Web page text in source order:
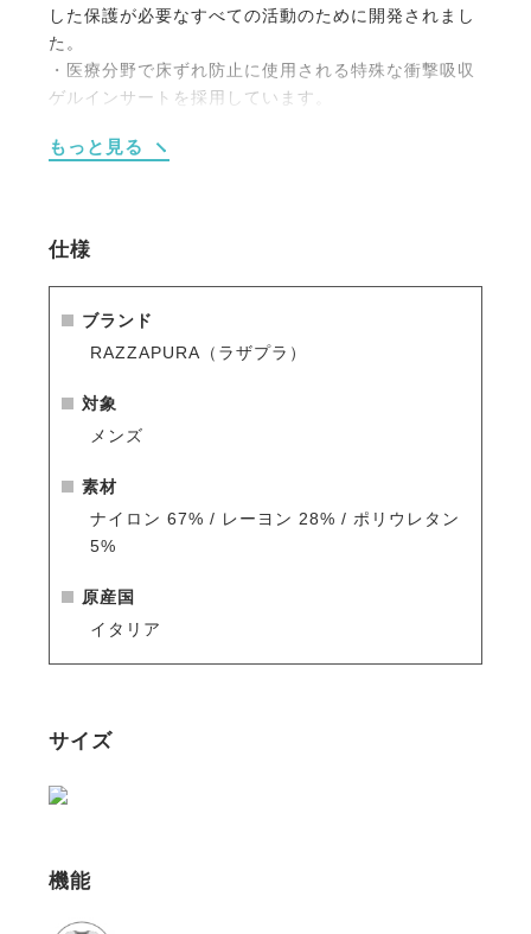
した保護が必要なすべての活動のために開発されまし
た。
・医療分野で床ずれ防止に使用される特殊な衝撃吸収
ゲルインサートを採用しています。
を効果的に吸収・分散します。
・天然由来のキチン・キトサン繊維で抗菌防臭効果の
ある「クラビオン」を使用、肌を優しくサポートし、
衛生的な状態を維持します。
・無毒性シリコンゲルと天然素材のクラビオン生地を
保護します。
・皮膚の通気性を制限しないため、汗を素早く逃が
・肌トラブルや擦り傷がある状態でも、衛生的に優し
・ウエスト内側は肌当たりの柔らかい生地になってお
・化学的な処理がされていないため、使用や洗濯を繰
り返しても有効性は変化しません。
されています。
・スポーツ時だけでなく日常生活のすべてにおいて、
もっと見る
仕様
ブランド
RAZZAPURA（ラザプラ）
対象
メンズ
素材
ナイロン 67% / レーヨン 28% / ポリウレタン
5%
原産国
イタリア
サイズ
機能